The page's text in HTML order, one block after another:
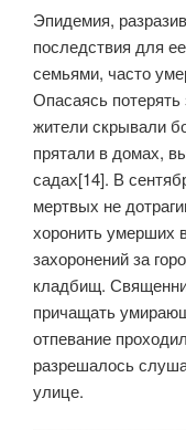
Эпидемия,
последствия для
семьями, часто
Опасаясь
жители скрывали
прятали в домах,
садах[14]. В
мертвых не
хоронить умерших
захоронений за
кладбищ.
причащать
отпевание
разрешалось
улице.